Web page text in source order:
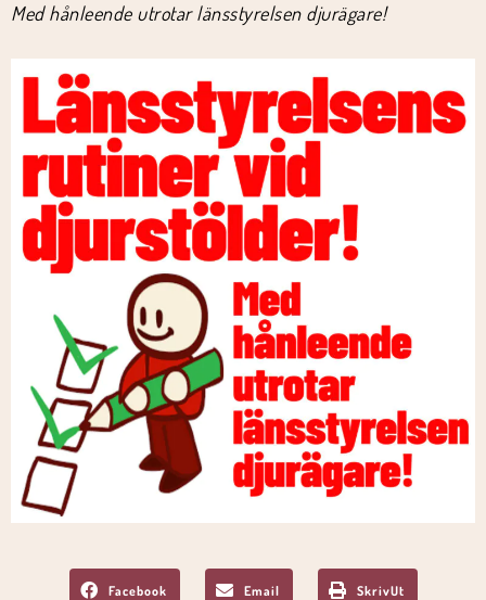
Med hånleende utrotar länsstyrelsen djurägare!
Facebook Email SkrivUt